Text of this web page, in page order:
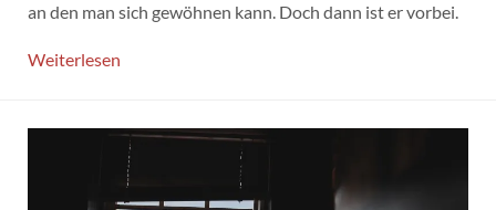
an den man sich gewöhnen kann. Doch dann ist er vorbei.
Weiterlesen